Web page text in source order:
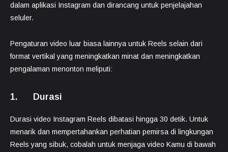
dalam aplikasi Instagram dan dirancang untuk penjelajahan
seluler.
Pengaturan video luar biasa lainnya untuk Reels selain dari
format vertikal yang meningkatkan minat dan meningkatkan
pengalaman menonton meliputi:
1. Durasi
Durasi video Instagram Reels dibatasi hingga 30 detik. Untuk
menarik dan mempertahankan perhatian pemirsa di lingkungan
Reels yang sibuk, cobalah untuk menjaga video Kamu di bawah